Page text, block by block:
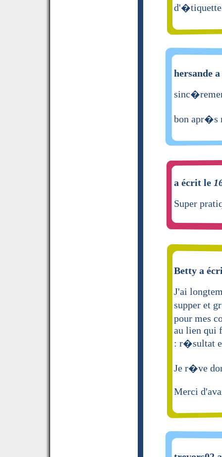
hersande
bon
a écrit le
Super
Betty a
J'ai
supper et
pour mes
au lien qui
: r�sultat
Je r�ve
Merci